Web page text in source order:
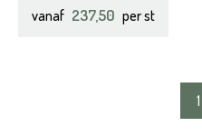
vanaf 237,50 per st
1